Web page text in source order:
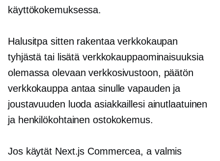
käyttökokemuksessa.
Halusitpa sitten rakentaa verkkokaupan
tyhjästä tai lisätä verkkokauppaominaisuuksia
olemassa olevaan verkkosivustoon, päätön
verkkokauppa antaa sinulle vapauden ja
joustavuuden luoda asiakkaillesi ainutlaatuinen
ja henkilökohtainen ostokokemus.
Jos käytät Next.js Commercea, a valmis